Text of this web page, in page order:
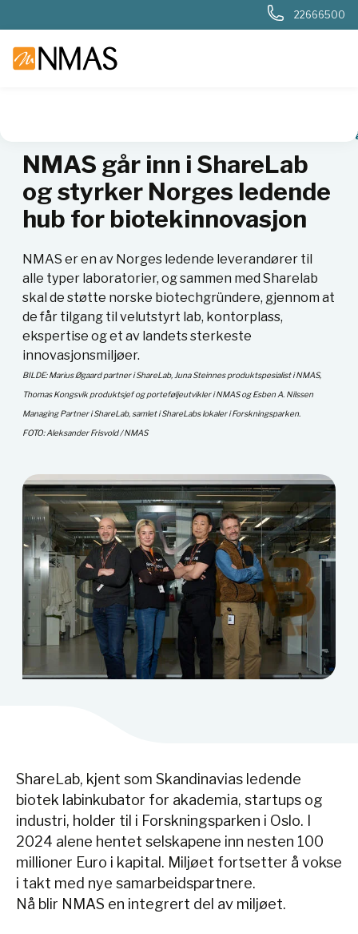
22666500
NMAS går inn i
NMAS går inn i ShareLab
og styrker Norges ledende
hub for biotekinnovasjon
NMAS er en av Norges ledende leverandører til
alle typer laboratorier, og sammen med Sharelab
skal de støtte norske biotechgründere, gjennom at
de får tilgang til velutstyrt lab, kontorplass,
ekspertise og et av landets sterkeste
innovasjonsmiljøer.
BILDE: Marius Øgaard partner i ShareLab, Juna Steinnes produktspesialist i NMAS,
Thomas Kongsvik produktsjef og porteføljeutvikler i NMAS og Esben A. Nilssen
Managing Partner i ShareLab, samlet i ShareLabs lokaler i Forskningsparken.
FOTO: Aleksander Frisvold / NMAS
ShareLab, kjent som Skandinavias ledende
biotek labinkubator for akademia, startups og
industri, holder til i Forskningsparken i Oslo. I
2024 alene hentet selskapene inn nesten 100
millioner Euro i kapital. Miljøet fortsetter å vokse
i takt med nye samarbeidspartnere.
Nå blir NMAS en integrert del av miljøet.